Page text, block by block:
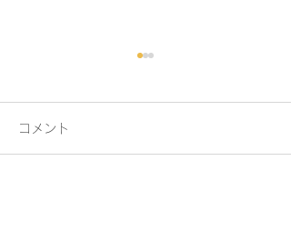
コメント